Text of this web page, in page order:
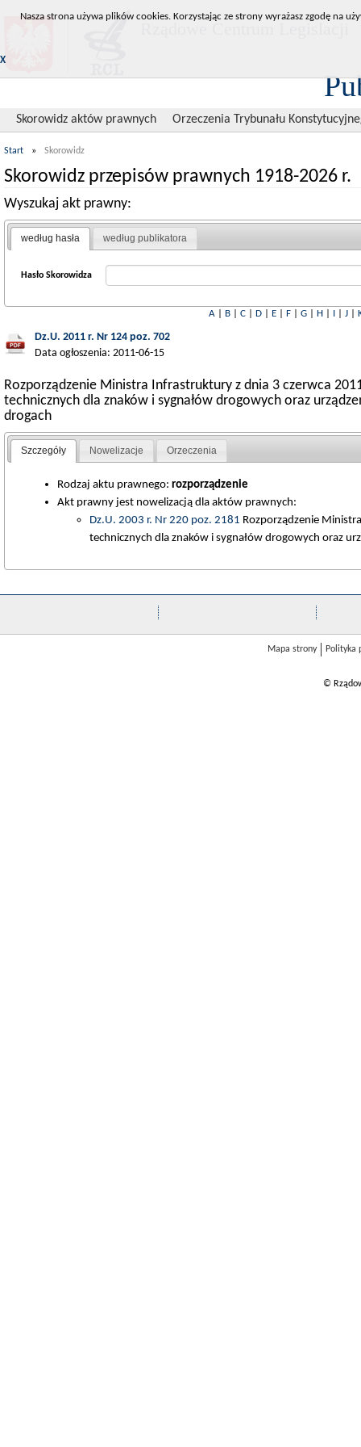
Skorowidz aktów prawnych Orzeczenia Trybunału
Start » Skorowidz
Skorowidz przepisów prawnych 1918-2026 r.
Wyszukaj akt prawny:
według hasła według publikatora
Hasło Skorowidza
A| B| C| D| E| F| G| H| I| J|
Dz.U. 2011 r. Nr 124 poz. 702
Data ogłoszenia: 2011-06-15
Rozporządzenie Ministra Infrastruktury z dnia 3 czerwca
technicznych dla znaków i sygnałów drogowych oraz
drogach
Szczegóły Nowelizacje Orzeczenia
Rodzaj aktu prawnego: rozporządzenie
Akt prawny jest nowelizacją dla aktów prawnych:
Dz.U. 2003 r. Nr 220 poz. 2181 Rozporządzenie
technicznych dla znaków i sygnałów drogowych oraz
Mapa strony Polityka
©
Nasza strona używa plików cookies. Korzystając ze strony wyrażasz zgodę na
X